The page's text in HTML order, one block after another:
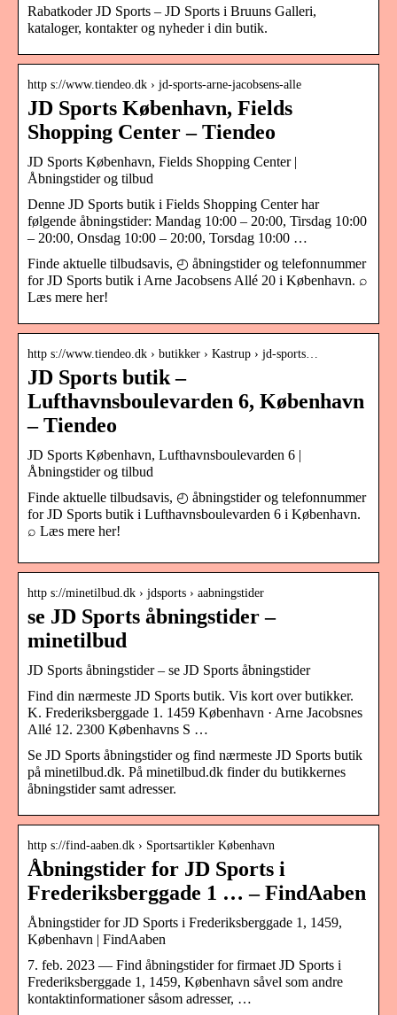
Rabatkoder JD Sports – JD Sports i Bruuns Galleri,
kataloger, kontakter og nyheder i din butik.
http s://www.tiendeo.dk › jd-sports-arne-jacobsens-alle
JD Sports København, Fields
Shopping Center – Tiendeo
JD Sports København, Fields Shopping Center |
Åbningstider og tilbud
Denne JD Sports butik i Fields Shopping Center har
følgende åbningstider: Mandag 10:00 – 20:00, Tirsdag 10:00
– 20:00, Onsdag 10:00 – 20:00, Torsdag 10:00 …
Finde aktuelle tilbudsavis, ◴ åbningstider og telefonnummer
for JD Sports butik i Arne Jacobsens Allé 20 i København. ⌕
Læs mere her!
http s://www.tiendeo.dk › butikker › Kastrup › jd-sports…
JD Sports butik –
Lufthavnsboulevarden 6, København
– Tiendeo
JD Sports København, Lufthavnsboulevarden 6 |
Åbningstider og tilbud
Finde aktuelle tilbudsavis, ◴ åbningstider og telefonnummer
for JD Sports butik i Lufthavnsboulevarden 6 i København.
⌕ Læs mere her!
http s://minetilbud.dk › jdsports › aabningstider
se JD Sports åbningstider –
minetilbud
JD Sports åbningstider – se JD Sports åbningstider
Find din nærmeste JD Sports butik. Vis kort over butikker.
K. Frederiksberggade 1. 1459 København · Arne Jacobsnes
Allé 12. 2300 Københavns S …
Se JD Sports åbningstider og find nærmeste JD Sports butik
på minetilbud.dk. På minetilbud.dk finder du butikkernes
åbningstider samt adresser.
http s://find-aaben.dk › Sportsartikler København
Åbningstider for JD Sports i
Frederiksberggade 1 … – FindAaben
Åbningstider for JD Sports i Frederiksberggade 1, 1459,
København | FindAaben
7. feb. 2023 — Find åbningstider for firmaet JD Sports i
Frederiksberggade 1, 1459, København såvel som andre
kontaktinformationer såsom adresser, …